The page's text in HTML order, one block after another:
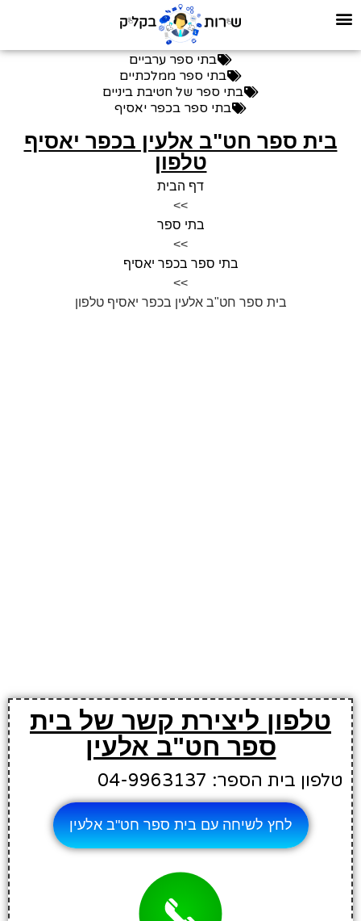
בתי ספר ערביים
בתי ספר ממלכתיים
בתי ספר של חטיבת ביניים
בתי ספר בכפר יאסיף
בית ספר חט"ב אלעין בכפר יאסיף
טלפון
דף הבית
>>
בתי ספר
>>
בתי ספר בכפר יאסיף
>>
בית ספר חט"ב אלעין בכפר יאסיף טלפון
טלפון ליצירת קשר של בית
ספר חט"ב אלעין
טלפון בית הספר: 04-9963137
לחץ לשיחה עם בית ספר חט"ב אלעין